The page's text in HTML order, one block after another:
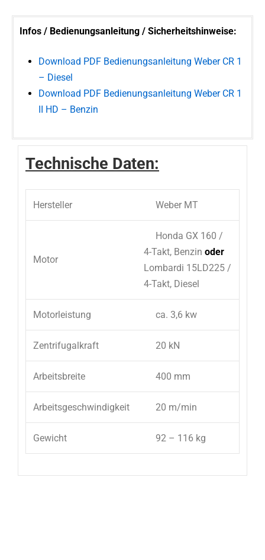
Infos / Bedienungsanleitung / Sicherheitshinweise:
Download PDF Bedienungsanleitung Weber CR 1
– Diesel
Download PDF Bedienungsanleitung Weber CR 1
II HD – Benzin
Technische Daten:
Hersteller Weber MT
Motor
Honda GX 160 /
4-Takt, Benzin oder
Lombardi 15LD225 /
4-Takt, Diesel
Motorleistung ca. 3,6 kw
Zentrifugalkraft 20 kN
Arbeitsbreite 400 mm
Arbeitsgeschwindigkeit 20 m/min
Gewicht 92 – 116 kg